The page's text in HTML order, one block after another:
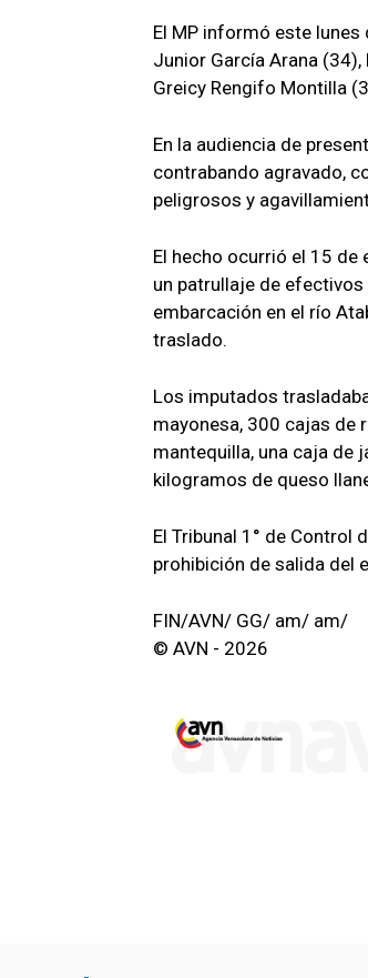
El MP informó este
Junior García Arana (34),
Greicy Rengifo Montilla
En la audiencia de
contrabando agravado,
peligrosos y
El hecho ocurrió el 15 de
un patrullaje de efectivos
embarcación en el río
traslado.
Los imputados
mayonesa, 300 cajas de
mantequilla, una caja de
kilogramos de queso
El Tribunal 1° de
prohibición de salida del
FIN/AVN/ GG/ am/ am/
© AVN - 2026